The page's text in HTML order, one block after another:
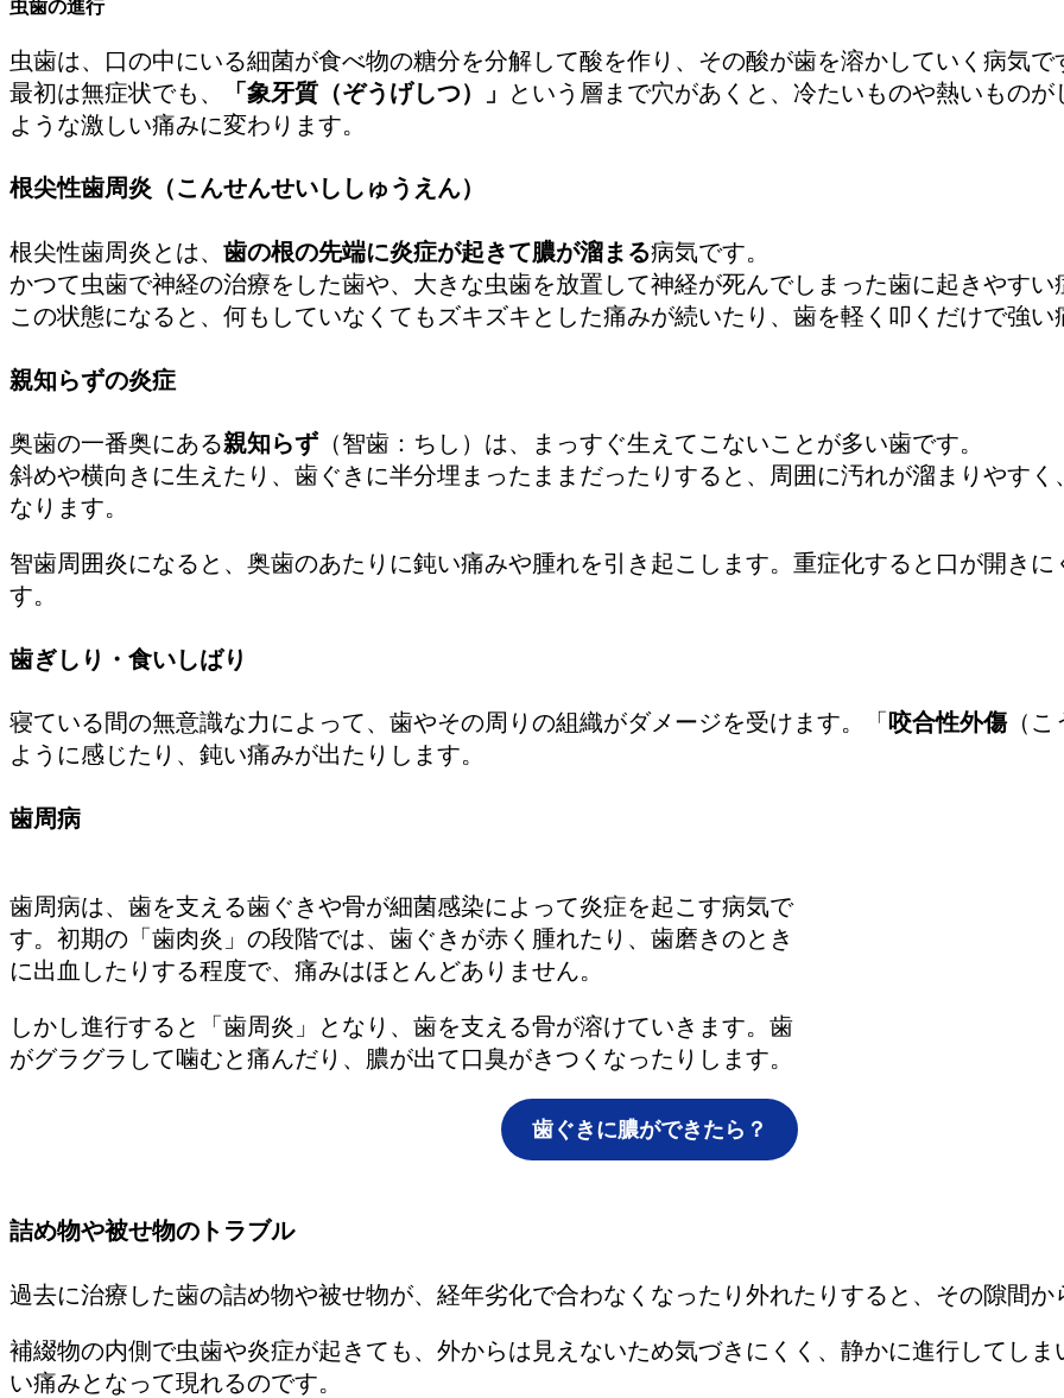
虫歯の進行
虫歯は、口の中にいる細菌が食べ物の糖分を分解して酸を作り、その酸が歯を溶かしていく病気で
最初は無症状でも、
「象牙質（ぞうげしつ）」
という層まで穴があくと、冷たいものや熱いもの
ような激しい痛みに変わります。
根尖性歯周炎（こんせんせいししゅうえん）
根尖性歯周炎とは、 歯の根の先端に炎症が起きて膿が溜まる病気です。
かつて虫歯で神経の治療をした歯や、大きな虫歯を放置して神経が死んでしまった歯に起きやすい
この状態になると、何もしていなくてもズキズキとした痛みが続いたり、歯を軽く叩くだけで強
親知らずの炎症
奥歯の一番奥にある親知らず （智歯：ちし）は、まっすぐ生えてこないことが多い歯です。
斜めや横向きに生えたり、歯ぐきに半分埋まったままだったりすると、周囲に汚れが溜まりやす
なります。
智歯周囲炎になると、奥歯のあたりに鈍い痛みや腫れを引き起こします。重症化すると口が開き
す。
歯ぎしり・食いしばり
寝ている間の無意識な力によって、歯やその周りの組織がダメージを受けます。「 咬合性外傷（こ
ように感じたり、鈍い痛みが出たりします。
歯周病
歯周病は、歯を支える歯ぐきや骨が細菌感染によって炎症を起こす病気で
す。初期の「歯肉炎」の段階では、歯ぐきが赤く腫れたり、歯磨きのとき
に出血したりする程度で、痛みはほとんどありません。
しかし進行すると「歯周炎」となり、歯を支える骨が溶けていきます。歯
がグラグラして噛むと痛んだり、膿が出て口臭がきつくなったりします。
歯ぐきに膿ができたら？
詰め物や被せ物のトラブル
過去に治療した歯の詰め物や被せ物が、経年劣化で合わなくなったり外れたりすると、その隙間
補綴物の内側で虫歯や炎症が起きても、外からは見えないため気づきにくく、静かに進行してし
い痛みとなって現れるのです。